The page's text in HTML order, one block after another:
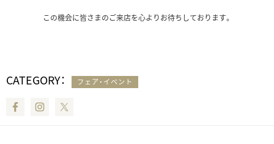
この機会に皆さまのご来店を心よりお待ちしております。
CATEGORY： フェア・イベント
FacebookInstagram